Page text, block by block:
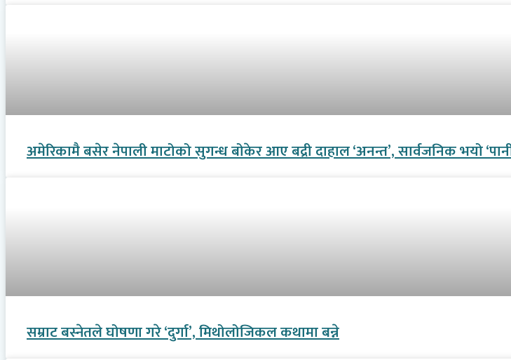
अमेरिकामै बसेर नेपाली माटोको सुगन्ध बोकेर आए बद्री दाहाल ‘अनन्त’, सार्वजनिक भयो
सम्राट बस्नेतले घोषणा गरे ‘दुर्गा’, मिथोलोजिकल कथामा बन्ने